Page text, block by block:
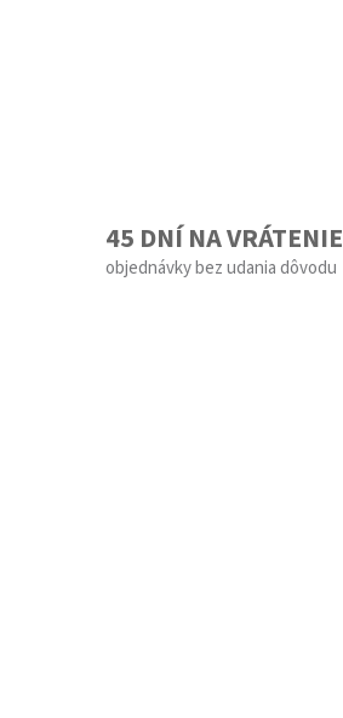
45 DNÍ NA VRÁTENIE
objednávky bez udania dôvodu